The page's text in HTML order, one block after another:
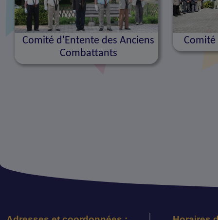
Comité d'Entente des Anciens
Combattants
Comité